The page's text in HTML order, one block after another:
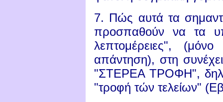
7. Πώς αυτά τα
προσπαθούν να τα
λεπτομέρειες",
απάντηση), στη
"ΣΤΕΡΕΑ ΤΡΟΦΗ",
"τροφή τών τελείων" (